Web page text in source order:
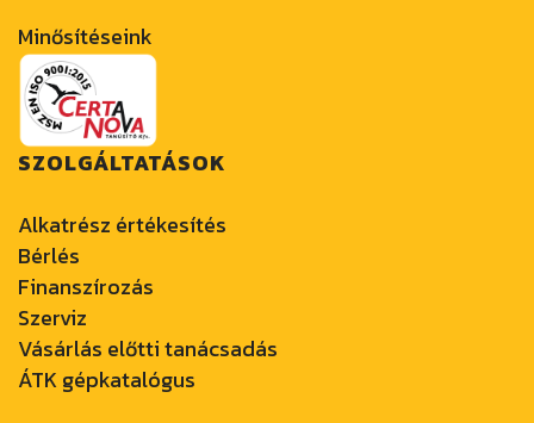
Minősítéseink
SZOLGÁLTATÁSOK
Alkatrész értékesítés
Bérlés
Finanszírozás
Szerviz
Vásárlás előtti tanácsadás
ÁTK gépkatalógus